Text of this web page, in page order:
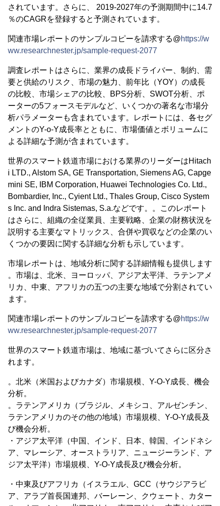
されています。さらに、 2019-2027年の予測期間中に14.7
％のCAGRを登録すると予測されています。
関連市場レポートのサンプルコピーを請求する@https://w
ww.researchnester.jp/sample-request-2077
調査レポートはさらに、業界の成長ドライバー、制約、需
要と供給のリスク、市場の魅力、前年比（YOY）の成長
の比較、市場シェアの比較、BPS分析、SWOT分析、ポ
ーターの5フォースモデルなど、いくつかの著名な市場分
析パラメーターも含まれています。レポートには、各セグ
メントのY-o-Y成長率とともに、市場価値とボリュームに
よる詳細な予測が含まれています。
世界のスマート鉄道市場における業界のリーダーはHitach
i LTD., Alstom SA, GE Transportation, Siemens AG, Capge
mini SE, IBM Corporation, Huawei Technologies Co. Ltd.,
Bombardier, Inc., Cyient Ltd., Thales Group, Cisco System
s Inc. and Indra Sistemas, S.a.などです。。このレポート
はさらに、組織の全従業員、主要戦略、企業の財務状況を
説明する主要なマトリックス、合併や買収などの企業のい
くつかの要因に関する詳細な分析も示しています。
市場レポートは、地域分析に関する詳細情報も提供します
。市場は、北米、ヨーロッパ、アジア太平洋、ラテンアメ
リカ、中東、アフリカの五つの主要な地域で分割されてい
ます。
関連市場レポートのサンプルコピーを請求する@https://w
ww.researchnester.jp/sample-request-2077
世界のスマート鉄道市場は、地域に基づいてさらに区分さ
れます。
。北米（米国およびカナダ）市場規模、Y-O-Y成長、機会
分析。
。ラテンアメリカ（ブラジル、メキシコ、アルゼンチン、
ラテンアメリカのその他の地域）市場規模、Y-O-Y成長及
び機会分析。
・アジア太平洋（中国、インド、日本、韓国、インドネシ
ア、マレーシア、オーストラリア、ニュージーランド、ア
ジア太平洋）市場規模、Y-O-Y成長及び機会分析。
・中東及びアフリカ（イスラエル、GCC（サウジアラビ
ア、アラブ首長国連邦、バーレーン、クウェート、カター